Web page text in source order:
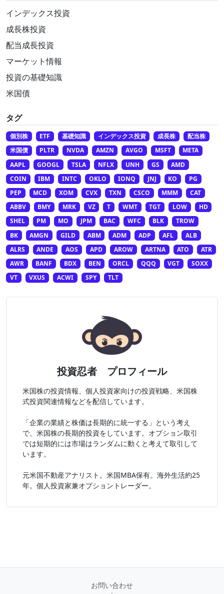
インデックス投資
成長株投資
配当成長投資
マーケット情報
投資の基礎知識
米国債
タグ
個別株 ETF 基礎知識 インデックス投資 成長株
配当株
米国債
PLTR NVDA AMZN AVGO MSFT
META
AAPL
GOOGL TSLA NFLX UNH GS
AMD
COIN
IBM INTC OKLO IONQ JNJ KO
PG
PEP
MCD XOM CVX TXN CSCO MMM
CAT
ABBV
BMY MRK VZ T WMT TGT LOW
HD
SHEL
PM MO JPM BAC WFC BLK
TROW
BK
AMGN GILD ABM ADM ADP AFL
ALB
ALRS
ANDE AOS APD AROW ARTNA ATO
ATR
AWR
BANF BDX BEN ORCL QQQ VGT
SOXX
VT
VXUS ACWI SPY TLT
投資忍者 プロフィール
米国株の投資情報、個人投資家向けの投資戦略、米国株
式投資関連情報などを配信しています。
「企業の業績と株価は長期的に統一する」という考え
で、米国株の長期的投資をしています。オプション取引
では短期的には市場はランダムに動くと考えて取引して
います。
元米国不動産アナリスト。米国MBA保有。海外生活約25
年。個人投資家兼オプショントレーダー。
お問い合わせ